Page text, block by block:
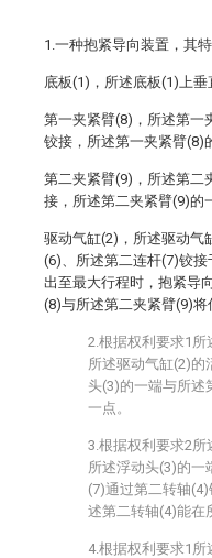
1.一种抱紧导向装置，其
底板(1)，所述底板(1)上垂
第一夹紧臂(8)，所述第一
铰接，所述第一夹紧臂(8)
第二夹紧臂(9)，所述第二
接，所述第二夹紧臂(9)的
驱动气缸(2)，所述驱动气
(6)、所述第二连杆(7)铰
出至最大行程时，抱紧导
(8)与所述第二夹紧臂(9)将
2.根据权利要求1所
所述驱动气缸(2)的
头(3)的一端与所述
一点。
3.根据权利要求2所
所述浮动头(3)的一
(7)通过第二转轴
述第二转轴(4)能在
4.根据权利要求1所